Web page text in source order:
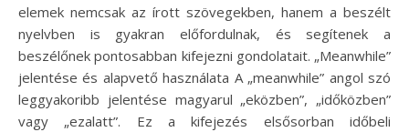
elemek nemcsak az írott szövegekben, hanem a beszélt
nyelvben is gyakran előfordulnak, és segítenek a
beszélőnek pontosabban kifejezni gondolatait. „Meanwhile”
jelentése és alapvető használata A „meanwhile” angol szó
leggyakoribb jelentése magyarul „eközben”, „időközben”
vagy „ezalatt”. Ez a kifejezés elsősorban időbeli